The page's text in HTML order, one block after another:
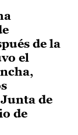
de la
el
de
de